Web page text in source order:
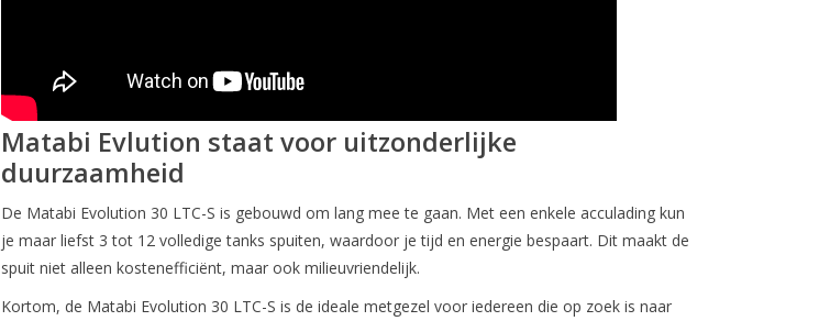
Matabi Evlution staat voor uitzonderlijke
duurzaamheid
De Matabi Evolution 30 LTC-S is gebouwd om lang mee te gaan. Met een enkele acculading kun
je maar liefst 3 tot 12 volledige tanks spuiten, waardoor je tijd en energie bespaart. Dit maakt de
spuit niet alleen kostenefficiënt, maar ook milieuvriendelijk.
Kortom, de Matabi Evolution 30 LTC-S is de ideale metgezel voor iedereen die op zoek is naar